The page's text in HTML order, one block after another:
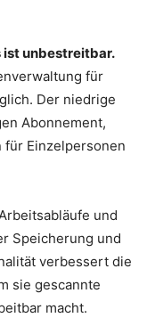
ist unbestreitbar.
für
Der niedrige
Abonnement,
für Einzelpersonen
und
Speicherung und
verbessert die
sie gescannte
macht.